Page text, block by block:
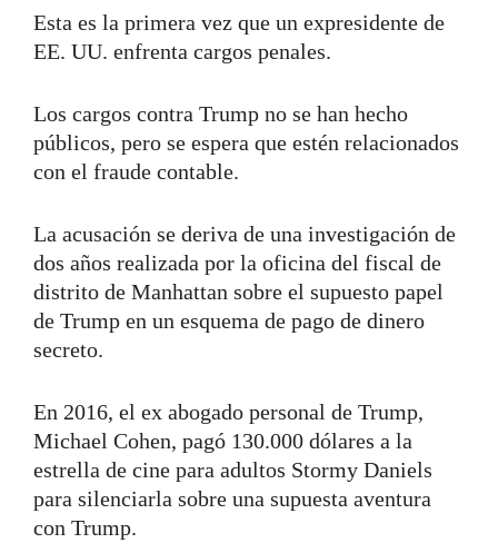
Esta es la primera vez que un expresidente de
EE. UU. enfrenta cargos penales.
Los cargos contra Trump no se han hecho
públicos, pero se espera que estén relacionados
con el fraude contable.
La acusación se deriva de una investigación de
dos años realizada por la oficina del fiscal de
distrito de Manhattan sobre el supuesto papel
de Trump en un esquema de pago de dinero
secreto.
En 2016, el ex abogado personal de Trump,
Michael Cohen, pagó 130.000 dólares a la
estrella de cine para adultos Stormy Daniels
para silenciarla sobre una supuesta aventura
con Trump.